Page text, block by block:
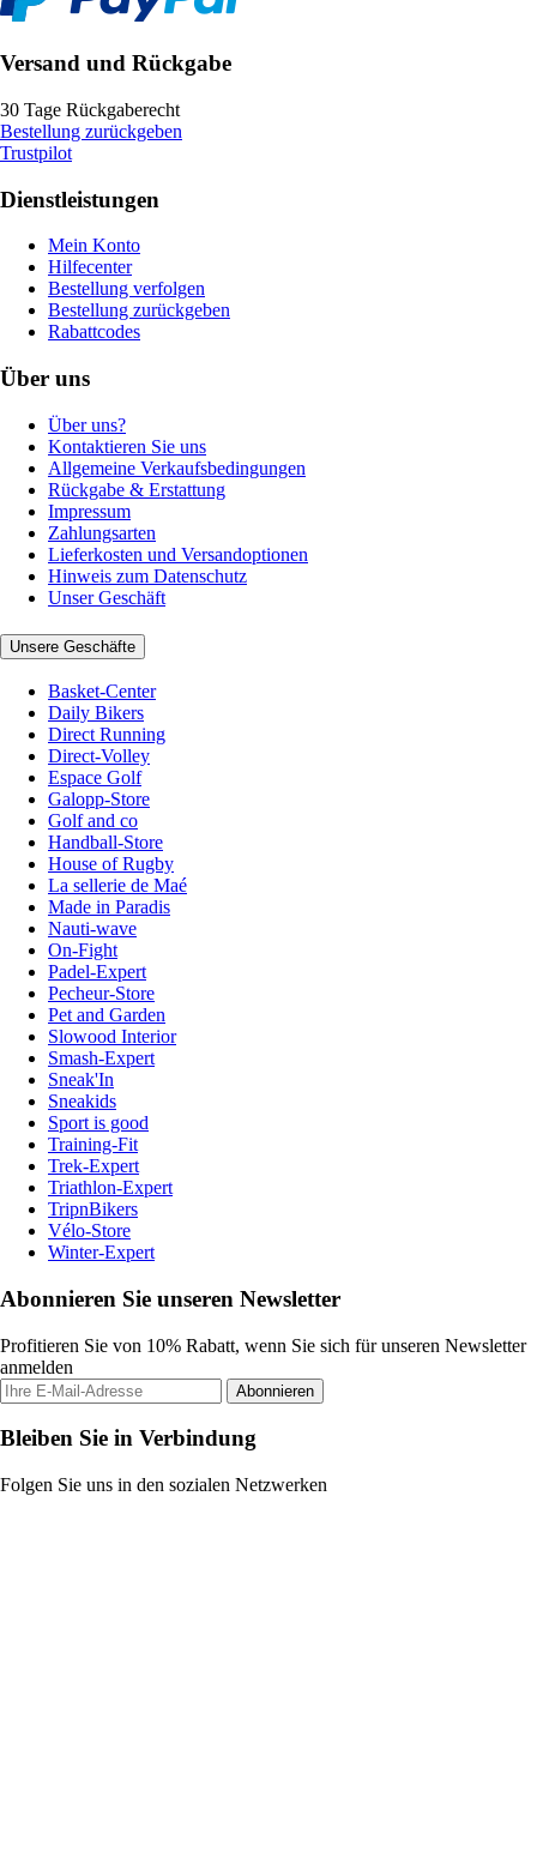
Versand und Rückgabe
30 Tage Rückgaberecht
Bestellung zurückgeben
Trustpilot
Dienstleistungen
Mein Konto
Hilfecenter
Bestellung verfolgen
Bestellung zurückgeben
Rabattcodes
Über uns
Über uns?
Kontaktieren Sie uns
Allgemeine Verkaufsbedingungen
Rückgabe & Erstattung
Impressum
Zahlungsarten
Lieferkosten und Versandoptionen
Hinweis zum Datenschutz
Unser Geschäft
Unsere Geschäfte
Basket-Center
Daily Bikers
Direct Running
Direct-Volley
Espace Golf
Galopp-Store
Golf and co
Handball-Store
House of Rugby
La sellerie de Maé
Made in Paradis
Nauti-wave
On-Fight
Padel-Expert
Pecheur-Store
Pet and Garden
Slowood Interior
Smash-Expert
Sneak'In
Sneakids
Sport is good
Training-Fit
Trek-Expert
Triathlon-Expert
TripnBikers
Vélo-Store
Winter-Expert
Abonnieren Sie unseren Newsletter
Profitieren Sie von 10% Rabatt, wenn Sie sich für unseren Newsletter
anmelden
Abonnieren
Bleiben Sie in Verbindung
Folgen Sie uns in den sozialen Netzwerken